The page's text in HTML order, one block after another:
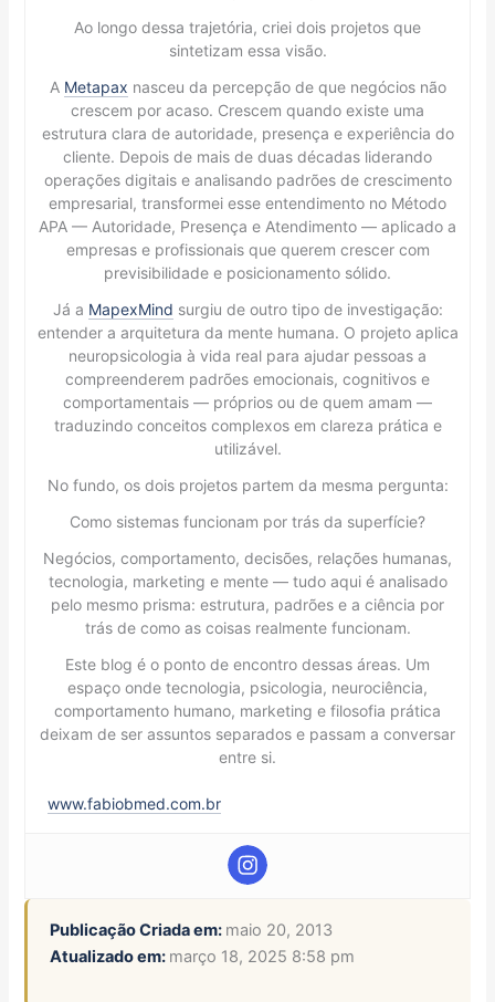
Ao longo dessa trajetória, criei dois projetos que
sintetizam essa visão.
A Metapax nasceu da percepção de que negócios não
crescem por acaso. Crescem quando existe uma
estrutura clara de autoridade, presença e experiência do
cliente. Depois de mais de duas décadas liderando
operações digitais e analisando padrões de crescimento
empresarial, transformei esse entendimento no Método
APA — Autoridade, Presença e Atendimento — aplicado a
empresas e profissionais que querem crescer com
previsibilidade e posicionamento sólido.
Já a MapexMind surgiu de outro tipo de investigação:
entender a arquitetura da mente humana. O projeto aplica
neuropsicologia à vida real para ajudar pessoas a
compreenderem padrões emocionais, cognitivos e
comportamentais — próprios ou de quem amam —
traduzindo conceitos complexos em clareza prática e
utilizável.
No fundo, os dois projetos partem da mesma pergunta:
Como sistemas funcionam por trás da superfície?
Negócios, comportamento, decisões, relações humanas,
tecnologia, marketing e mente — tudo aqui é analisado
pelo mesmo prisma: estrutura, padrões e a ciência por
trás de como as coisas realmente funcionam.
Este blog é o ponto de encontro dessas áreas. Um
espaço onde tecnologia, psicologia, neurociência,
comportamento humano, marketing e filosofia prática
deixam de ser assuntos separados e passam a conversar
entre si.
www.fabiobmed.com.br
Publicação Criada em: maio 20, 2013
Atualizado em: março 18, 2025 8:58 pm